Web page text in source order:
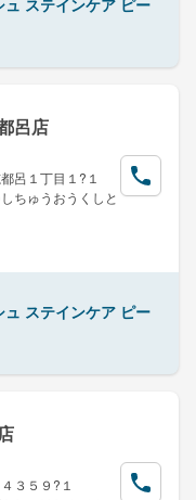
呂店
呂１丁目１?１
ちゅうおうくしと
ステインケア ピー
３５９?１